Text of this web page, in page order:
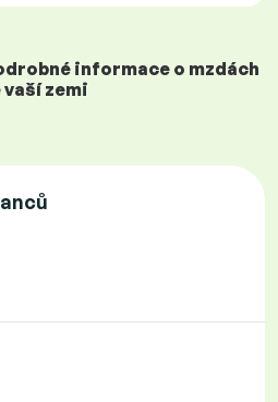
informace o mzdách
vaší zemi